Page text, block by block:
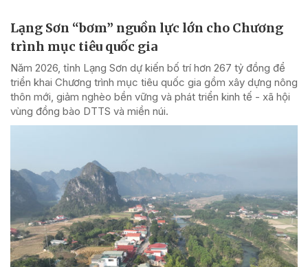
Lạng Sơn “bơm” nguồn lực lớn cho Chương
trình mục tiêu quốc gia
Năm 2026, tỉnh Lạng Sơn dự kiến bố trí hơn 267 tỷ đồng để
triển khai Chương trình mục tiêu quốc gia gồm xây dựng nông
thôn mới, giảm nghèo bền vững và phát triển kinh tế - xã hội
vùng đồng bào DTTS và miền núi.